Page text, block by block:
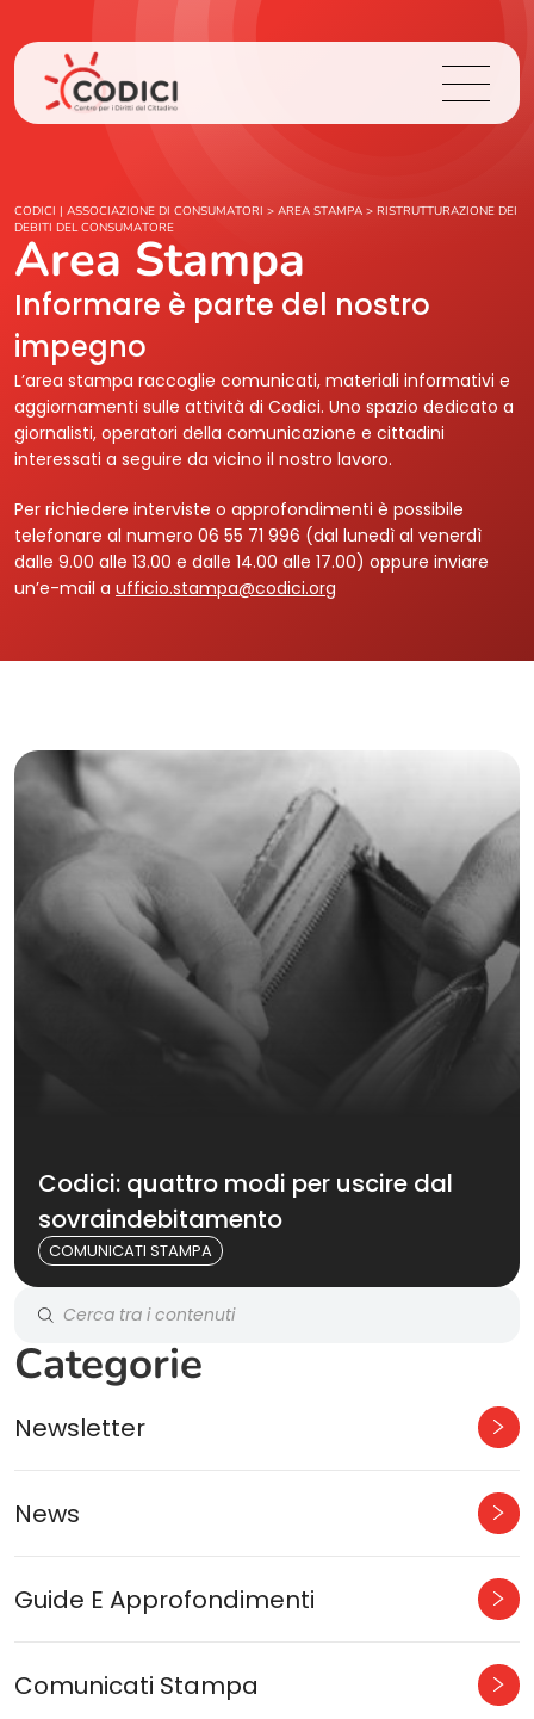
Chi Siamo
Cosa Facciamo
Area Stampa
Contatti
Login
CODICI | ASSOCIAZIONE DI CONSUMATORI > AREA STAMPA > RISTRUTTURAZIONE DEI
DEBITI DEL CONSUMATORE
Area Stampa
Informare è parte del nostro
impegno
L’area stampa raccoglie comunicati, materiali informativi e
aggiornamenti sulle attività di Codici. Uno spazio dedicato a
giornalisti, operatori della comunicazione e cittadini
interessati a seguire da vicino il nostro lavoro.
Per richiedere interviste o approfondimenti è possibile
telefonare al numero 06 55 71 996 (dal lunedì al venerdì
dalle 9.00 alle 13.00 e dalle 14.00 alle 17.00) oppure inviare
un’e-mail a ufficio.stampa@codici.org
Codici: quattro modi per uscire dal
sovraindebitamento
COMUNICATI STAMPA
Categorie
Newsletter
News
Guide E Approfondimenti
Comunicati Stampa